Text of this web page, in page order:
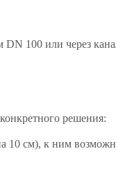
DN 100 или через
решения:
10 см), к ним